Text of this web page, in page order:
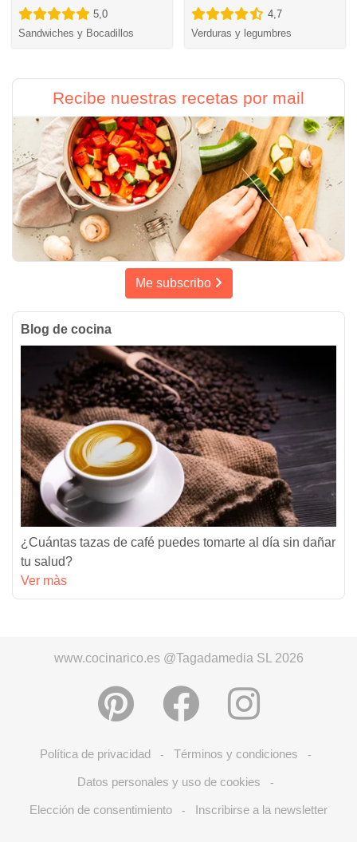
5,0
Sandwiches y Bocadillos
4,7
Verduras y legumbres
Recibe nuestras recetas por mail
Me subscribo
Blog de cocina
¿Cuántas tazas de café puedes tomarte al día sin dañar
tu salud?
Ver màs
www.cocinarico.es @Tagadamedia SL 2026
Política de privacidad - Términos y condiciones -
Datos personales y uso de cookies -
Elección de consentimiento - Inscribirse a la newsletter